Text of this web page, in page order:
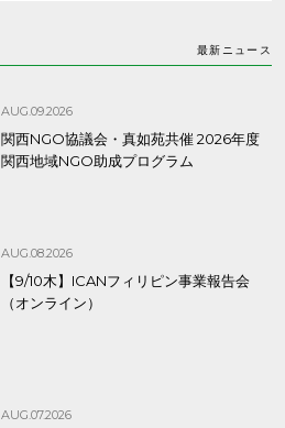
最新ニュース
AUG.09.2026
関西NGO協議会・真如苑共催 2026年度
関西地域NGO助成プログラム
AUG.08.2026
【9/10木】ICANフィリピン事業報告会
（オンライン）
AUG.07.2026